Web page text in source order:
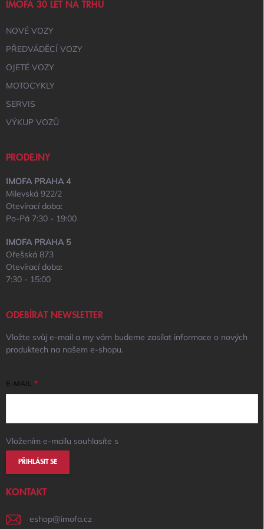
IMOFA 30 LET NA TRHU
NOVÉ VOZY
PŘEDVÁDĚCÍ VOZY
OJETÉ VOZY
MOTOCYKLY
SERVIS
VÝKUP VOZŮ
PRODEJNY
IMOFA PRAHA 4
Milevská 922/2
Otevírací doba:
Po-Pá 7:30 - 19:00
IMOFA PRAHA 5
Ořešská 873
Otevírací doba:
7:30 - 15:00
ODEBÍRAT NEWSLETTER
Vložte svůj e-mail a my vám budeme zasílat informace o nových
produktech na našem e-shopu.
E-MAIL
Vložením e-mailu souhlasíte s
PŘIHLÁSIT SE
KONTAKT
eshop@imofa.cz